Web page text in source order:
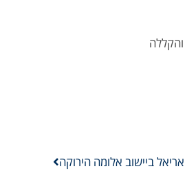
ביישוב אלומה הירוקה